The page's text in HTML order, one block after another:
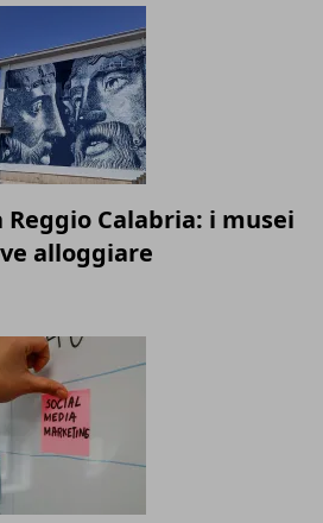
Calabria: i musei
alloggiare